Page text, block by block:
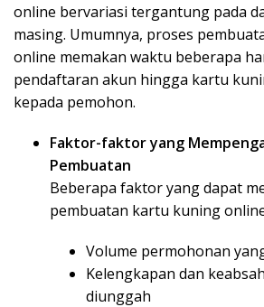
online bervariasi tergantung pada
masing. Umumnya, proses
online memakan waktu beberapa
pendaftaran akun hingga kartu
kepada pemohon.
Faktor-faktor yang
Pembuatan
Beberapa faktor yang dapat
pembuatan kartu kuning
Volume permohonan
Kelengkapan dan
diunggah